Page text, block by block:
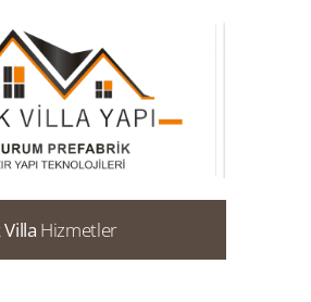
Villa Hizmetler